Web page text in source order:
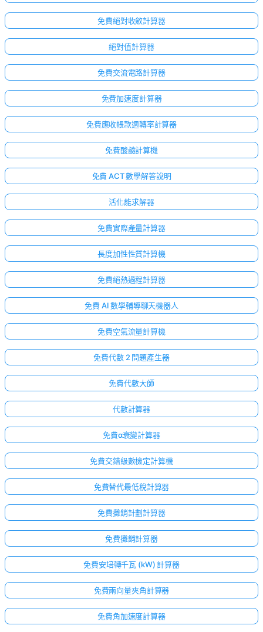
免費絕對收斂計算器
絕對值計算器
免費交流電路計算器
免費加速度計算器
免費應收帳款週轉率計算器
免費酸鹼計算機
免費 ACT 數學解答說明
活化能求解器
免費實際產量計算器
長度加性性質計算機
免費絕熱過程計算器
免費 AI 數學輔導聊天機器人
免費空氣流量計算機
免費代數 2 問題產生器
免費代數大師
代數計算器
免費α衰變計算器
免費交錯級數檢定計算機
免費替代最低稅計算器
免費攤銷計劃計算器
免費攤銷計算器
免費安培轉千瓦 (kW) 計算器
免費兩向量夾角計算器
免費角加速度計算器